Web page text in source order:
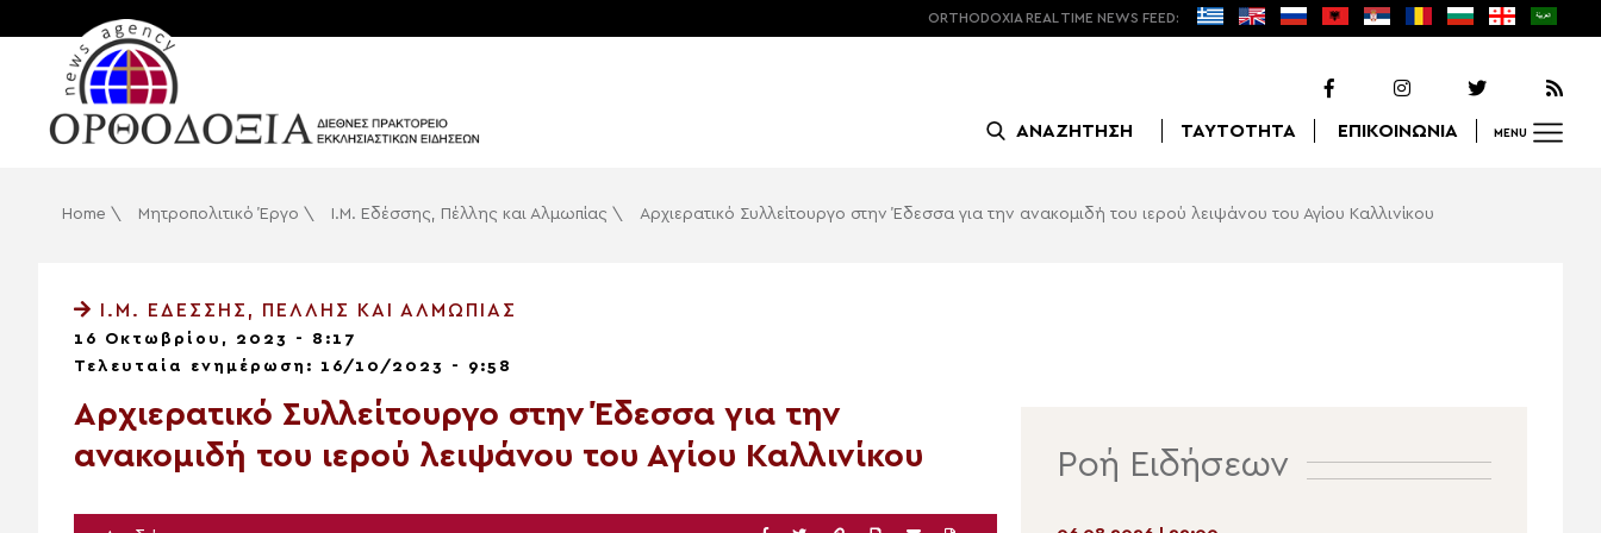
ORTHODOXIA REAL TIME NEWS FEED:
ΑΝΑΖΗΤΗΣΗ ΤΑΥΤΟΤΗΤΑ ΕΠΙΚΟΙΝΩΝΙΑ MENU
Αναζήτηση
Home \ Μητροπολιτικό Έργο \ Ι.Μ. Εδέσσης, Πέλλης και Αλμωπίας \ Αρχιερατικό Συλλείτουργο στην Έδεσσα για την ανακομιδή του ιερού λειψάνου του Αγίου Καλλινίκου
Ι.Μ. ΕΔΈΣΣΗΣ, ΠΈΛΛΗΣ ΚΑΙ ΑΛΜΩΠΊΑΣ
16 Οκτωβρίου, 2023 - 8:17
Τελευταία ενημέρωση: 16/10/2023 - 9:58
Αρχιερατικό Συλλείτουργο στην Έδεσσα για την
ανακομιδή του ιερού λειψάνου του Αγίου Καλλινίκου
Ροή Ειδήσεων